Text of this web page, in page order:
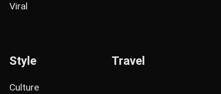
Viral
Style
Culture
Travel